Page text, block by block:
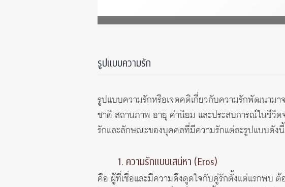
รูปแบบความรัก
รูปแบบความรักหรือเจตคติเกี่ยวกับความรักพัฒนาม
ชาติ สถานภาพ อายุ ค่านิยม และประสบการณ์ในชีวิ
รักและลักษณะของบุคคลที่มีความรักแต่ละรูปแบบดังนี้
1. ความรักแบบเสน่หา (Eros)
คือ ผู้ที่เชื่อและมีความดึงดูดใจกับคู่รักตั้งแต่แรกพบ